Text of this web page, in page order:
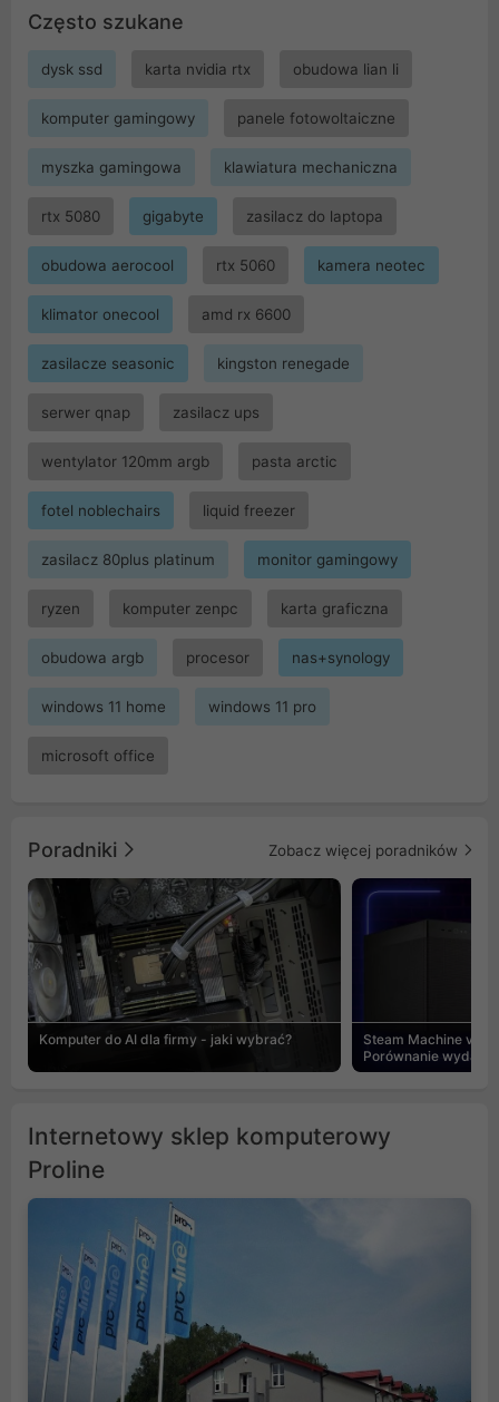
Często szukane
dysk ssd karta nvidia rtx obudowa lian li
komputer gamingowy panele fotowoltaiczne
myszka gamingowa klawiatura mechaniczna
rtx 5080 gigabyte zasilacz do laptopa
obudowa aerocool rtx 5060 kamera neotec
klimator onecool amd rx 6600
zasilacze seasonic kingston renegade
serwer qnap zasilacz ups
wentylator 120mm argb pasta arctic
fotel noblechairs liquid freezer
zasilacz 80plus platinum monitor gamingowy
ryzen komputer zenpc karta graficzna
obudowa argb procesor nas+synology
windows 11 home windows 11 pro
microsoft office
Poradniki Zobacz więcej poradników
Komputer do AI dla firmy - jaki wybrać?
Steam Machine vs
Porównanie
Internetowy sklep komputerowy
Proline